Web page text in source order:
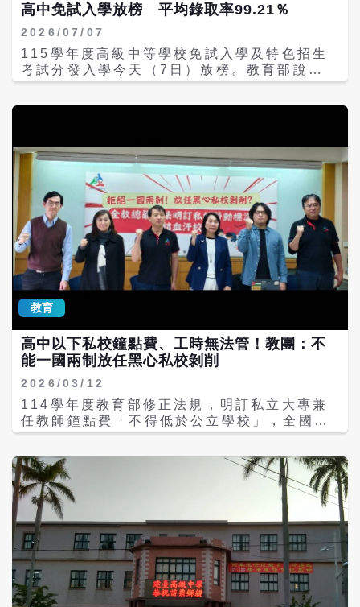
高中免試入學放榜 平均錄取率99.21％
2026/07/07
115學年度高級中等學校免試入學及特色招生
考試分發入學今天（7日）放榜。教育部說
明，全國15個就學區免試入學共12萬620人報
定完成報到。 根據教育部資料，以地區而言，
基北區錄取率98.58％最低，是全國報名人數
最多的就學區，共3萬1498人報名、3萬1052
人錄取，446人未錄取；錄取率第二低是彰化
區98.43％，另嘉義區98.67％也在99％以
下。 桃連區報名1萬4353人、錄取1萬4236
人，錄取率99.18％；高雄區報名1萬4241
人、錄取1萬4169人，錄取率99.49％。 各就
學區中，花蓮區及澎湖區錄取率均是100％；
屏東區99.92％、金門區99.81％、宜蘭區
99.76％、台南區99.6％、中投區99.58％及
台東區99.57％也都超過99.5％。 教育部表
示，全國平均每名學生選填12.95個志願，平
均錄取志願序是第2.38志願；45.91％學生錄
93.23％錄取前五志願。 特色招生考試分發入
學今年由基北區、桃連區及嘉義區3個就學區
辦理，共7所學校招生，招生名額200名，共
人、嘉義區34人，最終錄取120人，整體錄取
率39.87％。 教育部提醒考生應依各錄取學校
規定時間及方式完成報到，報到前可先至學校
網站招生宣導專區查詢報到程序、應繳資料，
以及課程安排、發展特色、未來進路及暑期活
動等相關資訊。 未獲錄取學生仍可參加各主管
機關核准辦理的特色招生專業群科甄選入學續
招，辦理學校名單及招生名額等資訊將於7月8
日起公告；另外，也可參加各主管機關核准招
生學校辦理的免試入學續招，相關辦理學校及
教育
高中以下私校鐘點費、工時無法管！教團：不
能一國兩制放任黑心私校剝削
2026/03/12
114學年度教育部修正法規，明訂私立大專兼
任教師鐘點費「不得低於公立學校」，全國教
師工會總聯合會今天（12日）表示，該項規定
專有法規護體，高中以下卻淪為法外孤兒。且
現行法規對私校專任教師的「基本授課節數」
毫無規範，等同國家放任黑心私校無底線剝
削。 全教總表示，教育部自114年起保障私立
大專兼任教師鐘點費不低於公校，但高中以下
私校卻被「放生」。私校為節省人事成本常大
量聘用兼任或代課教師，若無國家法規的強制
底線，教師只能任由校方宰割。全教總要求應
比照大專規定，立即修訂《高級中等以下學校